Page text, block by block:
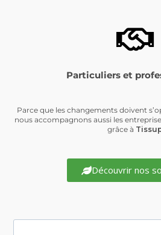
Particuliers et
Parce que les changements doivent
nous accompagnons aussi les
grâce à
Découvrir nos